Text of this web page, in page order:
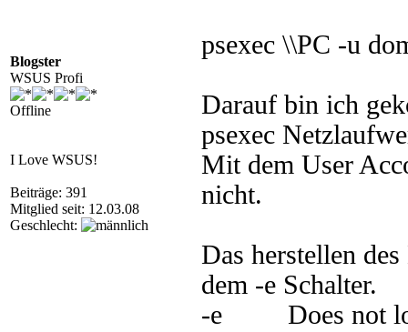
Blogster
WSUS Profi
Offline
I Love WSUS!
Beiträge: 391
Mitglied seit: 12.03.08
Geschlecht:
psexec \\PC -u
Darauf bin ich
psexec
Mit dem User
nicht.
Das herstellen
dem -e Schalter.
-e Does not